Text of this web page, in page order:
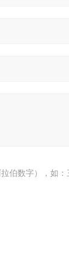
伯数字），如：